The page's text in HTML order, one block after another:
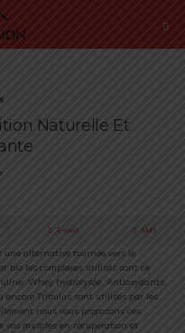
Naturelle Et
E-mail SMS
une alternative tournée vers le
bio les complexes utilisés sont ce
Whey hydrolysée, Antioxydants,
encore Tribulus sont utilisés par les
nous vous proposons ces
muscles en récupération et